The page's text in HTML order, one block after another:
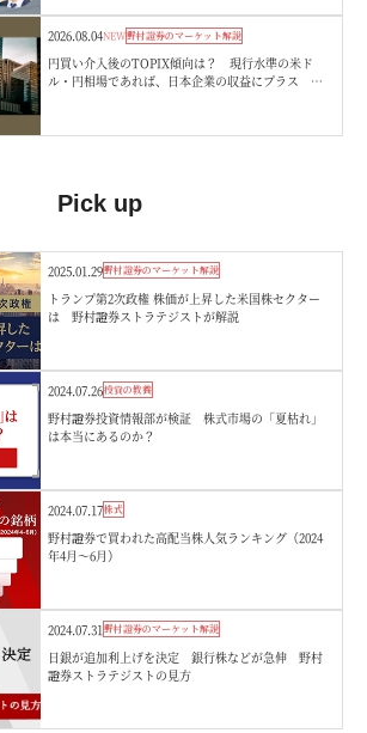
2026.08.04NEW野村證券のマーケット解説
円買い介入後のTOPIX傾向は？ 現行水準の米ド
ル・円相場であれば、日本企業の収益にプラス 野
Pick up
2025.01.29野村證券のマーケット解説
トランプ第2次政権 株価が上昇した米国株セクター
は 野村證券ストラテジストが解説
2024.07.26投資の教養
野村證券投資情報部が検証 株式市場の「夏枯れ」
は本当にあるのか？
2024.07.17株式
野村證券で買われた高配当株人気ランキング（2024
年4月～6月）
2024.07.31 野村證券のマーケット解説
日銀が追加利上げを決定 銀行株などが急伸 野村
證券ストラテジストの見方